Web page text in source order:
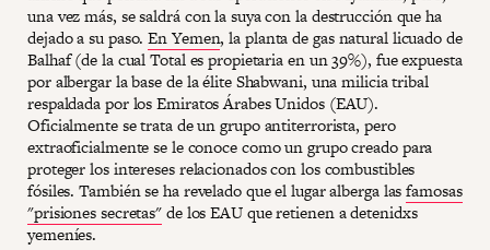
una vez más, se saldrá con la suya con la destrucción que ha
dejado a su paso.En Yemen, la planta de gas natural licuado de
Balhaf (de la cual Total es propietaria en un 39%), fue expuesta
por albergar la base de la élite Shabwani, una milicia tribal
respaldada por los Emiratos Árabes Unidos (EAU).
Oficialmente se trata de un grupo antiterrorista, pero
extraoficialmente se le conoce como un grupo creado para
proteger los intereses relacionados con los combustibles
fósiles. También se ha revelado que el lugar alberga lasfamosas
"prisiones secretas"de los EAU que retienen a detenidxs
yemeníes.